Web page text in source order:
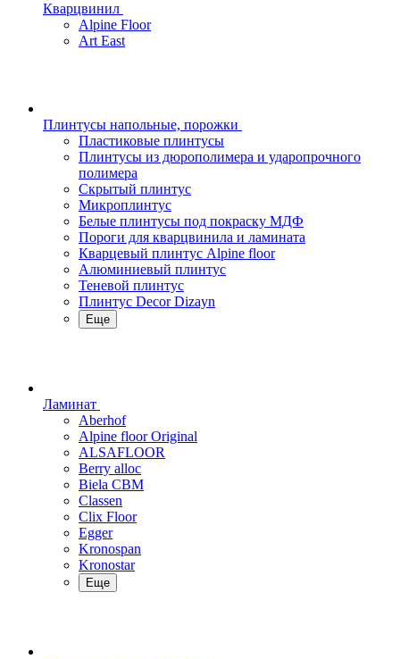
Кварцвинил
Alpine Floor
Art East
Плинтусы напольные, порожки
Пластиковые плинтусы
Плинтусы из дюрополимера и ударопрочного
полимера
Скрытый плинтус
Микроплинтус
Белые плинтусы под покраску МДФ
Пороги для кварцвинила и ламината
Кварцевый плинтус Alpine floor
Алюминиевый плинтус
Теневой плинтус
Плинтус Decor Dizayn
Еще
Ламинат
Aberhof
Alpine floor Original
ALSAFLOOR
Berry alloc
Biela CBM
Classen
Clix Floor
Egger
Kronospan
Kronostar
Еще